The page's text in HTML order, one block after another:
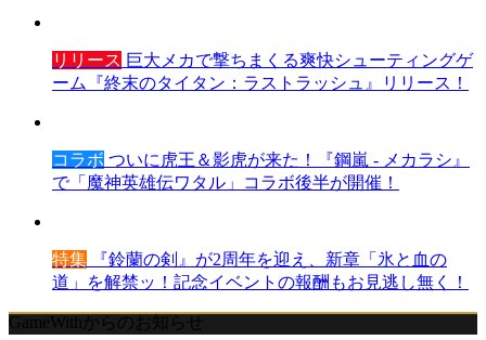
リリース 巨大メカで撃ちまくる爽快シューティングゲ
ーム『終末のタイタン：ラストラッシュ』リリース！
コラボ ついに虎王＆影虎が来た！『鋼嵐 - メカラシ』
で「魔神英雄伝ワタル」コラボ後半が開催！
特集 『鈴蘭の剣』が2周年を迎え、新章「氷と血の
道」を解禁ッ！記念イベントの報酬もお見逃し無く！
GameWithからのお知らせ